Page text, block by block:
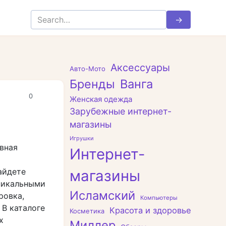
Search
for:
0
каталоге
Авто-Мото Аксессуары
Бренды Ванга
Женская одежда
Зарубежные интернет-
магазины
Игрушки
Интернет-
магазины
Исламский Компьютеры
Косметика Красота и здоровье